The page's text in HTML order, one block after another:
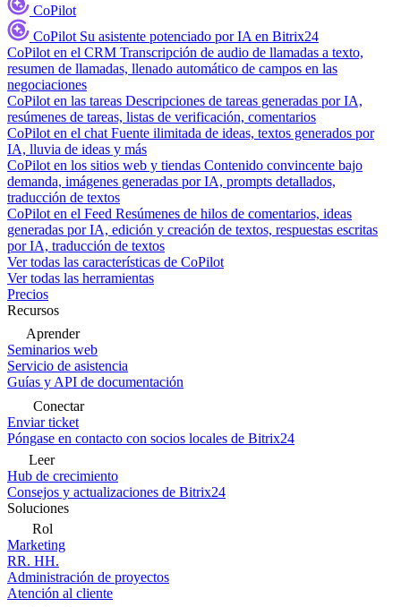
CoPilot
CoPilot Su asistente potenciado por IA en Bitrix24
CoPilot en el CRM Transcripción de audio de llamadas a texto,
resumen de llamadas, llenado automático de campos en las
negociaciones
CoPilot en las tareas Descripciones de tareas generadas por IA,
resúmenes de tareas, listas de verificación, comentarios
CoPilot en el chat Fuente ilimitada de ideas, textos generados por
IA, lluvia de ideas y más
CoPilot en los sitios web y tiendas Contenido convincente bajo
demanda, imágenes generadas por IA, prompts detallados,
traducción de textos
CoPilot en el Feed Resúmenes de hilos de comentarios, ideas
generadas por IA, edición y creación de textos, respuestas escritas
por IA, traducción de textos
Ver todas las características de CoPilot
Ver todas las herramientas
Precios
Recursos
Aprender
Seminarios web
Servicio de asistencia
Guías y API de documentación
Conectar
Enviar ticket
Póngase en contacto con socios locales de Bitrix24
Leer
Hub de crecimiento
Consejos y actualizaciones de Bitrix24
Soluciones
Rol
Marketing
RR. HH.
Administración de proyectos
Atención al cliente